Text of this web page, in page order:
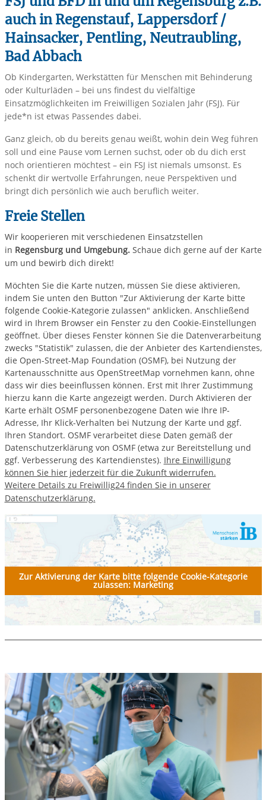
auch in Regenstauf, Lappersdorf /
Hainsacker, Pentling, Neutraubling,
Bad Abbach
Ob Kindergarten, Werkstätten für Menschen mit Behinderung
oder Kulturläden – bei uns findest du vielfältige
Einsatzmöglichkeiten im Freiwilligen Sozialen Jahr (FSJ). Für
jede*n ist etwas Passendes dabei.
Ganz gleich, ob du bereits genau weißt, wohin dein Weg führen
soll und eine Pause vom Lernen suchst, oder ob du dich erst
noch orientieren möchtest – ein FSJ ist niemals umsonst. Es
schenkt dir wertvolle Erfahrungen, neue Perspektiven und
bringt dich persönlich wie auch beruflich weiter.
Freie Stellen
Wir kooperieren mit verschiedenen Einsatzstellen
in Regensburg und Umgebung. Schaue dich gerne auf der Karte
um und bewirb dich direkt!
Möchten Sie die Karte nutzen, müssen Sie diese aktivieren,
indem Sie unten den Button "Zur Aktivierung der Karte bitte
folgende Cookie-Kategorie zulassen" anklicken. Anschließend
wird in Ihrem Browser ein Fenster zu den Cookie-Einstellungen
geöffnet. Über dieses Fenster können Sie die Datenverarbeitung
zwecks "Statistik" zulassen, die der Anbieter des Kartendienstes,
die Open-Street-Map Foundation (OSMF), bei Nutzung der
Kartenausschnitte aus OpenStreetMap vornehmen kann, ohne
dass wir dies beeinflussen können. Erst mit Ihrer Zustimmung
hierzu kann die Karte angezeigt werden. Durch Aktivieren der
Karte erhält OSMF personenbezogene Daten wie Ihre IP-
Adresse, Ihr Klick-Verhalten bei Nutzung der Karte und ggf.
Ihren Standort. OSMF verarbeitet diese Daten gemäß der
Datenschutzerklärung von OSMF (etwa zur Bereitstellung und
ggf. Verbesserung des Kartendienstes). Ihre Einwilligung
können Sie hier jederzeit für die Zukunft widerrufen.
Weitere Details zu Freiwillig24 finden Sie in unserer
Datenschutzerklärung.
Zur Aktivierung der Karte bitte folgende Cookie-Kategorie
zulassen: Marketing